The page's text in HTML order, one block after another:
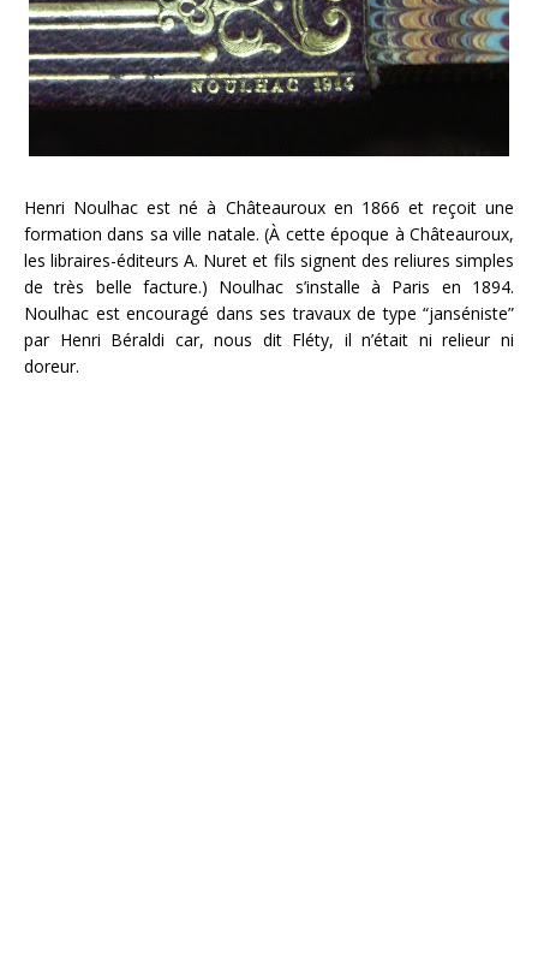
Henri Noulhac est né à Châteauroux en 1866 et reçoit une
formation dans sa ville natale. (À cette époque à Châteauroux,
les libraires-éditeurs A. Nuret et fils signent des reliures simples
de très belle facture.) Noulhac s’installe à Paris en 1894.
Noulhac est encouragé dans ses travaux de type “janséniste”
par Henri Béraldi car, nous dit Fléty, il n’était ni relieur ni
doreur.